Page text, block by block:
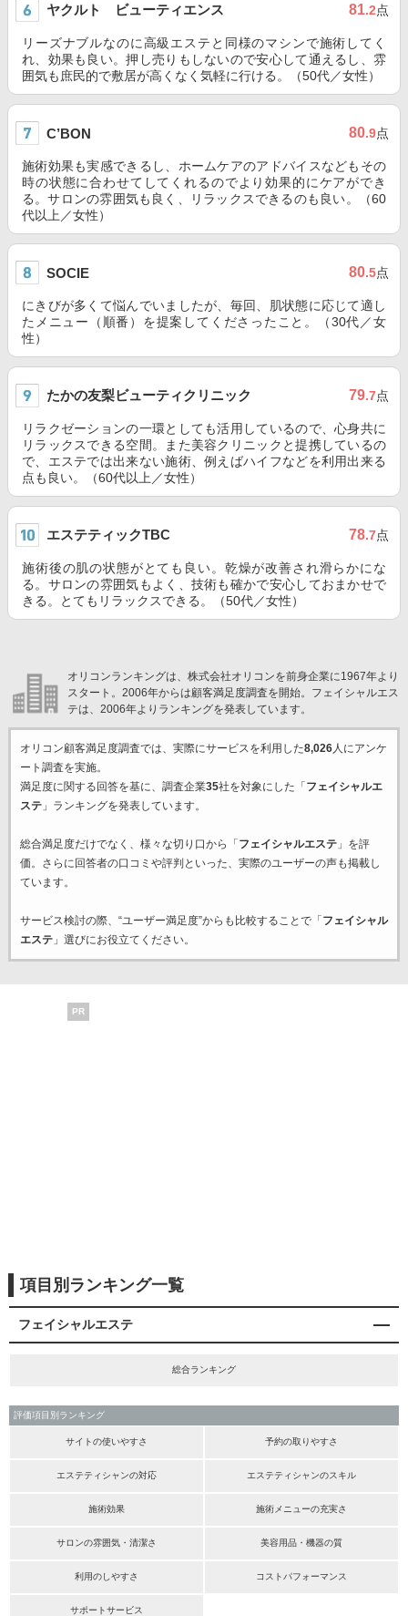
ヤクルト ビューティエンス 81.2点
リーズナブルなのに高級エステと同様のマシンで施術してく
れ、効果も良い。押し売りもしないので安心して通えるし、雰
囲気も庶民的で敷居が高くなく気軽に行ける。（50代／女性）
C’BON 80.9点
施術効果も実感できるし、ホームケアのアドバイスなどもその
時の状態に合わせてしてくれるのでより効果的にケアができ
る。サロンの雰囲気も良く、リラックスできるのも良い。（60
代以上／女性）
SOCIE 80.5点
にきびが多くて悩んでいましたが、毎回、肌状態に応じて適し
たメニュー（順番）を提案してくださったこと。（30代／女
性）
たかの友梨ビューティクリニック 79.7点
リラクゼーションの一環としても活用しているので、心身共に
リラックスできる空間。また美容クリニックと提携しているの
で、エステでは出来ない施術、例えばハイフなどを利用出来る
点も良い。（60代以上／女性）
エステティックTBC 78.7点
施術後の肌の状態がとても良い。乾燥が改善され滑らかにな
る。サロンの雰囲気もよく、技術も確かで安心しておまかせで
きる。とてもリラックスできる。（50代／女性）
オリコンランキングは、株式会社オリコンを前身企業に1967年より
スタート。2006年からは顧客満足度調査を開始。フェイシャルエス
テは、2006年よりランキングを発表しています。
オリコン顧客満足度調査では、実際にサービスを利用した8,026人にアンケ
ート調査を実施。
満足度に関する回答を基に、調査企業35社を対象にした「 フェイシャルエ
ステ」ランキングを発表しています。
総合満足度だけでなく、様々な切り口から「 フェイシャルエステ」を評
価。さらに回答者の口コミや評判といった、実際のユーザーの声も掲載し
ています。
サービス検討の際、“ユーザー満足度”からも比較することで「 フェイシャル
エステ」選びにお役立てください。
PR
項目別ランキング一覧
フェイシャルエステ
総合ランキング
評価項目別ランキング
サイトの使いやすさ 予約の取りやすさ
エステティシャンの対応 エステティシャンのスキル
施術効果 施術メニューの充実さ
サロンの雰囲気・清潔さ 美容用品・機器の質
利用のしやすさ コストパフォーマンス
サポートサービス